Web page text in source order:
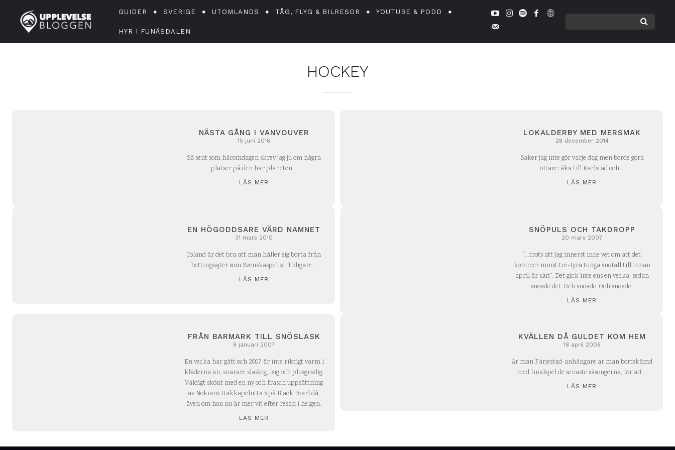
GUIDER SVERIGE UTOMLANDS TÅG, FLYG & BILRESOR YOUTUBE & PODD
HYR I FUNÄSDALEN
HOCKEY
NÄSTA GÅNG I VANVOUVER
15 juni 2016
Så sent som häromdagen skrev jag ju om några
platser på den här planeten...
LÄS MER
LOKALDERBY MED MERSMAK
28 december 2014
Saker jag inte gör varje dag men borde göra
oftare: åka till Karlstad och...
LÄS MER
EN HÖGODDSARE VÄRD NAMNET
31 mars 2010
Ibland är det bra att man håller sig borta från
bettingsajter som Svenskaspel.se. Tidigare...
LÄS MER
SNÖPULS OCH TAKDROPP
20 mars 2007
"...trots att jag innerst inne vet om att det
kommer minst tre-fyra tunga snöfall till innan
april är slut". Det gick inte ens en vecka, sedan
snöade det. Och snöade. Och snöade.
LÄS MER
FRÅN BARMARK TILL SNÖSLASK
8 januari 2007
En vecka har gått och 2007 är inte riktigt varm i
kläderna än, snarare slaskig, isig och plusgradig.
Väldigt skönt med en ny och fräsch uppsättning
av Nokians Hakkapeliitta 5 på Black Pearl då,
även om hon nu är mer vit efter resan i helgen.
LÄS MER
KVÄLLEN DÅ GULDET KOM HEM
18 april 2006
Är man Färjestad-anhängare är man bortskämd
med finalspel de senaste säsongerna, för att...
LÄS MER